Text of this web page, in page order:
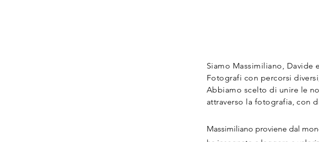
Siamo Massimiliano, Davide
Fotografi con percorsi
Abbiamo scelto di unire le
attraverso la fotografia, con
Massimiliano proviene dal